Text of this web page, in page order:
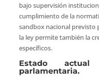
bajo supervisión
cumplimiento de la
sandbox nacional previsto
la ley permite también la
específicos.
Estado
parlamentaria.